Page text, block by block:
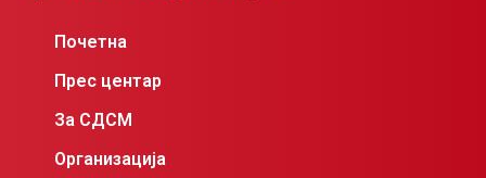
Почетна
Прес центар
За СДСМ
Организација